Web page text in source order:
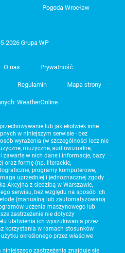
Pogoda Wrocław
2026 Grupa WP
O nas Prywatność
Regulamin Mapa strony
WeatherOnline
lub jakiekolwiek inne
w niniejszym serwisie - bez
wyrażenia (w szczególności lecz nie
muzyczne, audiowizualne,
zawarte w nich dane i informacje, bazy
oraz formę (np. literackie,
programy komputerowe,
uprzedniej i jednoznacznej zgody
Akcyjna z siedzibą w Warszawie,
serwisu, bez względu na sposób ich
(manualną lub zautomatyzowaną
uczenia maszynowego lub
zastrzeżenie nie dotyczy
ułatwienia ich wyszukiwania przez
korzystania w ramach stosunków
określonego przez właściwe
niniejszego zastrzeżenia znajduje się